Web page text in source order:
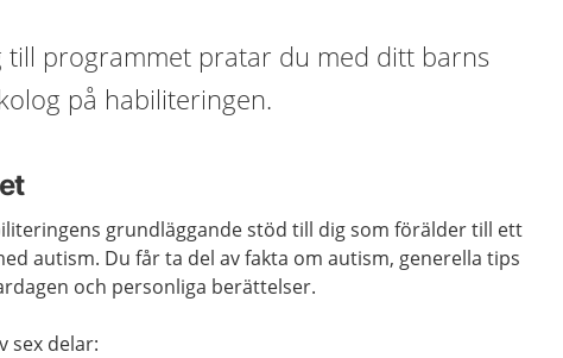
till programmet pratar du med ditt barns
på habiliteringen.
grundläggande stöd till dig som förälder till ett
autism. Du får ta del av fakta om autism, generella tips
och personliga berättelser.
sex delar: